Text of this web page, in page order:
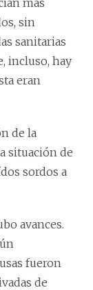
más
sin
sanitarias
incluso, hay
eran
de la
situación de
sordos a
avances.
fueron
de